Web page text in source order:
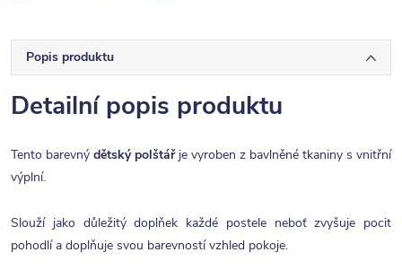
Popis produktu
Detailní popis produktu
Tento barevný dětský polštář je vyroben z bavlněné tkaniny s vnitřní
výplní.
Slouží jako důležitý doplňek každé postele neboť zvyšuje pocit
pohodlí a doplňuje svou barevností vzhled pokoje.